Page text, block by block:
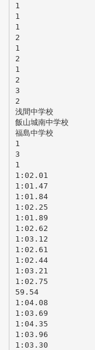
1
1
1
2
1
2
1
2
3
2
浅間中学校
飯山城南中学校
福島中学校
1
3
1
1:02.01
1:01.47
1:01.84
1:02.25
1:01.89
1:02.62
1:03.12
1:02.61
1:02.44
1:03.21
1:02.75
59.54
1:04.08
1:03.69
1:04.35
1:03.96
1:03.30